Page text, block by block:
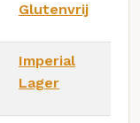
Glutenvrij
Imperial
Lager